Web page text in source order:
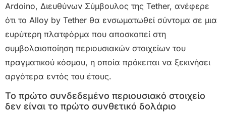
Ardoino, Διευθύνων Σύμβουλος της Tether, ανέφερε
ότι το Alloy by Tether θα ενσωματωθεί σύντομα σε μια
ευρύτερη πλατφόρμα που αποσκοπεί στη
συμβολαιοποίηση περιουσιακών στοιχείων του
πραγματικού κόσμου, η οποία πρόκειται να ξεκινήσει
αργότερα εντός του έτους.
Το πρώτο συνδεδεμένο περιουσιακό στοιχείο
δεν είναι το πρώτο συνθετικό δολάριο